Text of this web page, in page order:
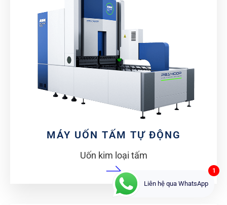
MÁY UỐN TẤM TỰ ĐỘNG
Uốn kim loại tấm
1
Liên hệ qua WhatsApp